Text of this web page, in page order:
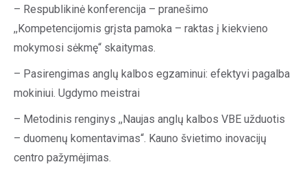
– Respublikinė konferencija – pranešimo
,,Kompetencijomis grįsta pamoka – raktas į kiekvieno
mokymosi sėkmę“ skaitymas.
– Pasirengimas anglų kalbos egzaminui: efektyvi pagalba
mokiniui. Ugdymo meistrai
– Metodinis renginys ,,Naujas anglų kalbos VBE užduotis
– duomenų komentavimas“. Kauno švietimo inovacijų
centro pažymėjimas.